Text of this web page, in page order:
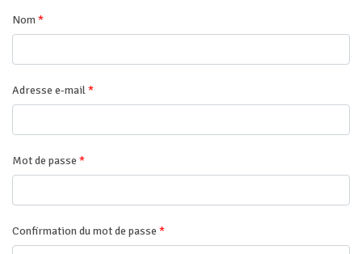
Nom*
Adresse e-mail*
Mot de passe *
Confirmation du mot de passe *